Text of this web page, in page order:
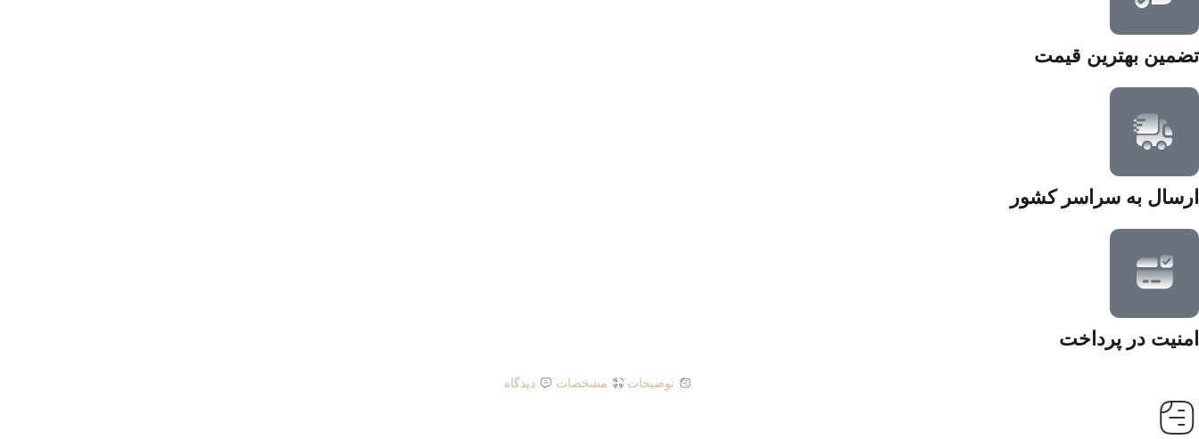
تضمین بهترین قیمت
ارسال به سراسر کشور
امنیت در پرداخت
توضیحات مشخصات دیدگاه